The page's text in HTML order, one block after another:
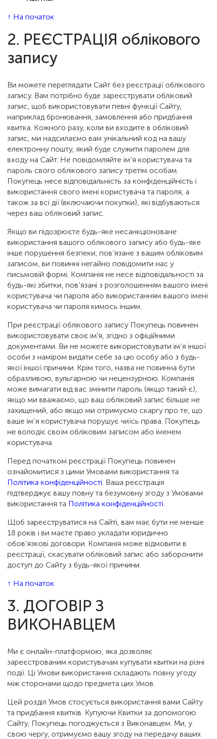
↑ На початок
2. РЕЄСТРАЦІЯ облікового
запису
Ви можете переглядати Сайт без реєстрації облікового
запису. Вам потрібно буде зареєструвати обліковий
запис, щоб використовувати певні функції Сайту,
наприклад бронювання, замовлення або придбання
квитка. Кожного разу, коли ви входите в обліковий
запис, ми надсилаємо вам унікальний код на вашу
електронну пошту, який буде служити паролем для
входу на Сайт. Не повідомляйте ім’я користувача та
пароль свого облікового запису третім особам.
Покупець несе відповідальність за конфіденційність і
використання свого імені користувача та пароля, а
також за всі дії (включаючи покупки), які відбуваються
через ваш обліковий запис.
Якщо ви підозрюєте будь-яке несанкціоноване
використання вашого облікового запису або будь-яке
інше порушення безпеки, пов’язане з вашим обліковим
записом, ви повинні негайно повідомити нас у
письмовій формі. Компанія не несе відповідальності за
будь-які збитки, пов’язані з розголошенням вашого імені
користувача чи пароля або використанням вашого імені
користувача чи пароля кимось іншим.
При реєстрації облікового запису Покупець повинен
використовувати своє ім'я, згідно з офіційними
документами. Ви не можете використовувати ім’я іншої
особи з наміром видати себе за цю особу або з будь-
якої іншої причини. Крім того, назва не повинна бути
образливою, вульгарною чи нецензурною. Компанія
може вимагати від вас змінити пароль (якщо такий є),
якщо ми вважаємо, що ваш обліковий запис більше не
захищений, або якщо ми отримуємо скаргу про те, що
ваше ім’я користувача порушує чиїсь права. Покупець
не володіє своїм обліковим записом або іменем
користувача.
Перед початком реєстрації Покупець повинен
ознайомитися з цими Умовами використання та
Політика конфіденційності. Ваша реєстрація
підтверджує вашу повну та безумовну згоду з Умовами
використання та Політика конфіденційності.
Щоб зареєструватися на Сайті, вам має бути не менше
18 років і ви маєте право укладати юридично
обов’язкові договори. Компанія може відмовити в
реєстрації, скасувати обліковий запис або заборонити
доступ до Сайту з будь-якої причини.
↑ На початок
3. ДОГОВІР З
ВИКОНАВЦЕМ
Ми є онлайн-платформою, яка дозволяє
зареєстрованим користувачам купувати квитки на різні
події. Ці Умови використання складають повну угоду
між сторонами щодо предмета цих Умов.
Цей розділ Умов стосується використання вами Сайту
та придбання квитків. Купуючи Квитки за допомогою
Сайту, Покупець погоджується з Виконавцем. Ми, у
свою чергу, отримуємо вашу згоду на передачу ваших